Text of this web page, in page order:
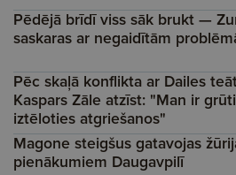
Pēdējā brīdī viss sāk brukt —
saskaras ar negaidītām
Pēc skaļā konflikta ar Dailes
Kaspars Zāle atzīst: "Man ir grūti
iztēloties atgriešanos"
Magone steigšus gatavojas
pienākumiem Daugavpilī